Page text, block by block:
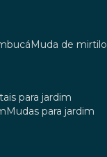
muda de mirtilo
para jardim
mudas para jardim